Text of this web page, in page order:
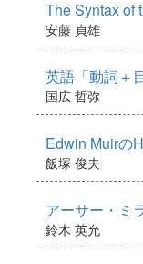
The Syntax of
安藤 貞雄
英語「動詞＋
国広 哲弥
Edwin Muirの
飯塚 俊夫
アーサー・ミ
鈴木 英允